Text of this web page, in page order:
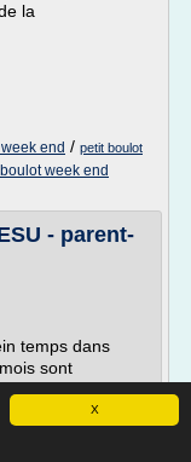
X
la
end / petit boulot
week end
- parent-
temps dans
sont
pour
j'acceptais